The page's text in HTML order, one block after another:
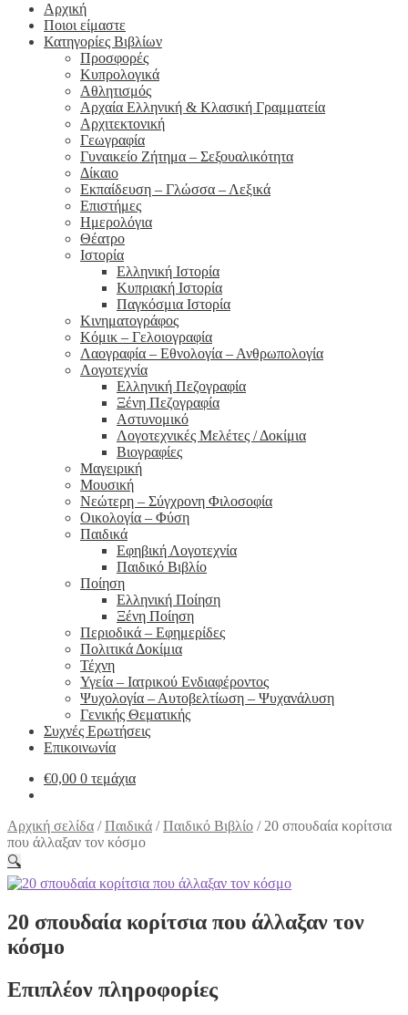
Αρχική
Ποιοι είμαστε
Κατηγορίες Βιβλίων
Προσφορές
Κυπρολογικά
Αθλητισμός
Αρχαία Ελληνική & Κλασική Γραμματεία
Αρχιτεκτονική
Γεωγραφία
Γυναικείο Ζήτημα – Σεξουαλικότητα
Δίκαιο
Εκπαίδευση – Γλώσσα – Λεξικά
Επιστήμες
Ημερολόγια
Θέατρο
Ιστορία
Ελληνική Ιστορία
Κυπριακή Ιστορία
Παγκόσμια Ιστορία
Κινηματογράφος
Κόμικ – Γελοιογραφία
Λαογραφία – Εθνολογία – Ανθρωπολογία
Λογοτεχνία
Ελληνική Πεζογραφία
Ξένη Πεζογραφία
Αστυνομικό
Λογοτεχνικές Μελέτες / Δοκίμια
Βιογραφίες
Μαγειρική
Μουσική
Νεώτερη – Σύγχρονη Φιλοσοφία
Οικολογία – Φύση
Παιδικά
Εφηβική Λογοτεχνία
Παιδικό Βιβλίο
Ποίηση
Ελληνική Ποίηση
Ξένη Ποίηση
Περιοδικά – Εφημερίδες
Πολιτικά Δοκίμια
Τέχνη
Υγεία – Ιατρικού Ενδιαφέροντος
Ψυχολογία – Αυτοβελτίωση – Ψυχανάλυση
Γενικής Θεματικής
Συχνές Ερωτήσεις
Επικοινωνία
€0,00 0 τεμάχια
Αρχική σελίδα /Παιδικά /Παιδικό Βιβλίο / 20 σπουδαία κορίτσια
που άλλαξαν τον κόσμο
🔍
20 σπουδαία κορίτσια που άλλαξαν τον
κόσμο
Επιπλέον πληροφορίες